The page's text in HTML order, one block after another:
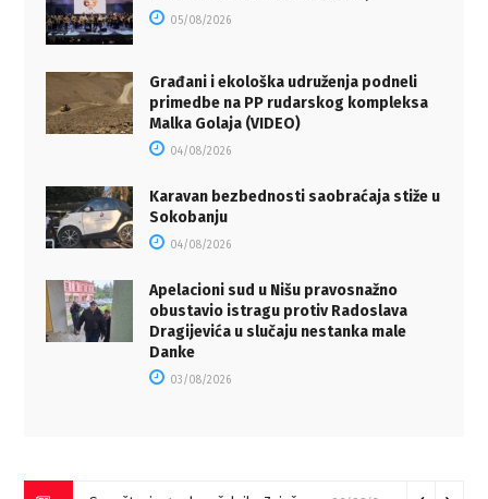
05/08/2026
Građani i ekološka udruženja podneli
primedbe na PP rudarskog kompleksa
Malka Golaja (VIDEO)
04/08/2026
Karavan bezbednosti saobraćaja stiže u
Sokobanju
04/08/2026
Apelacioni sud u Nišu pravosnažno
obustavio istragu protiv Radoslava
Dragijevića u slučaju nestanka male
Danke
03/08/2026